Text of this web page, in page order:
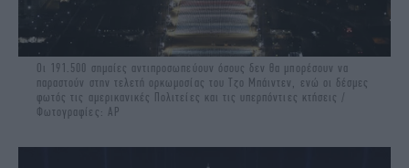
Oι 191.500 σημαίες αντιπροσωπεύουν όσους δεν θα μπορέσουν να
παραστούν στην τελετή ορκωμοσίας του Τζο Μπάιντεν, ενώ οι δέσμες
φωτός τις αμερικανικές Πολιτείες και τις υπερπόντιες κτήσεις /
Φωτογραφίες: ΑΡ